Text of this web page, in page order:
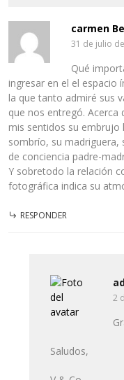
carmen
31 de julio
Qué
ingresar en el el espacio
la que tanto admiré sus
que nos entregó. Acerca
mis sentidos su embrujo
sombrío, su madriguera,
de conciencia padre-
Y sobretodo la relación
fotográfica indica su
RESPONDER
2
Saludos,